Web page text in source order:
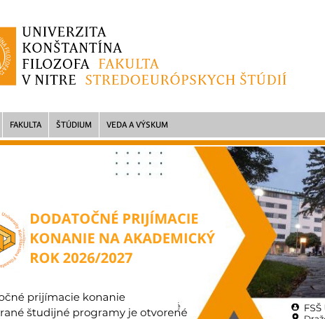
FAKULTA ŠTÚDIUM VEDA A VÝSKUM